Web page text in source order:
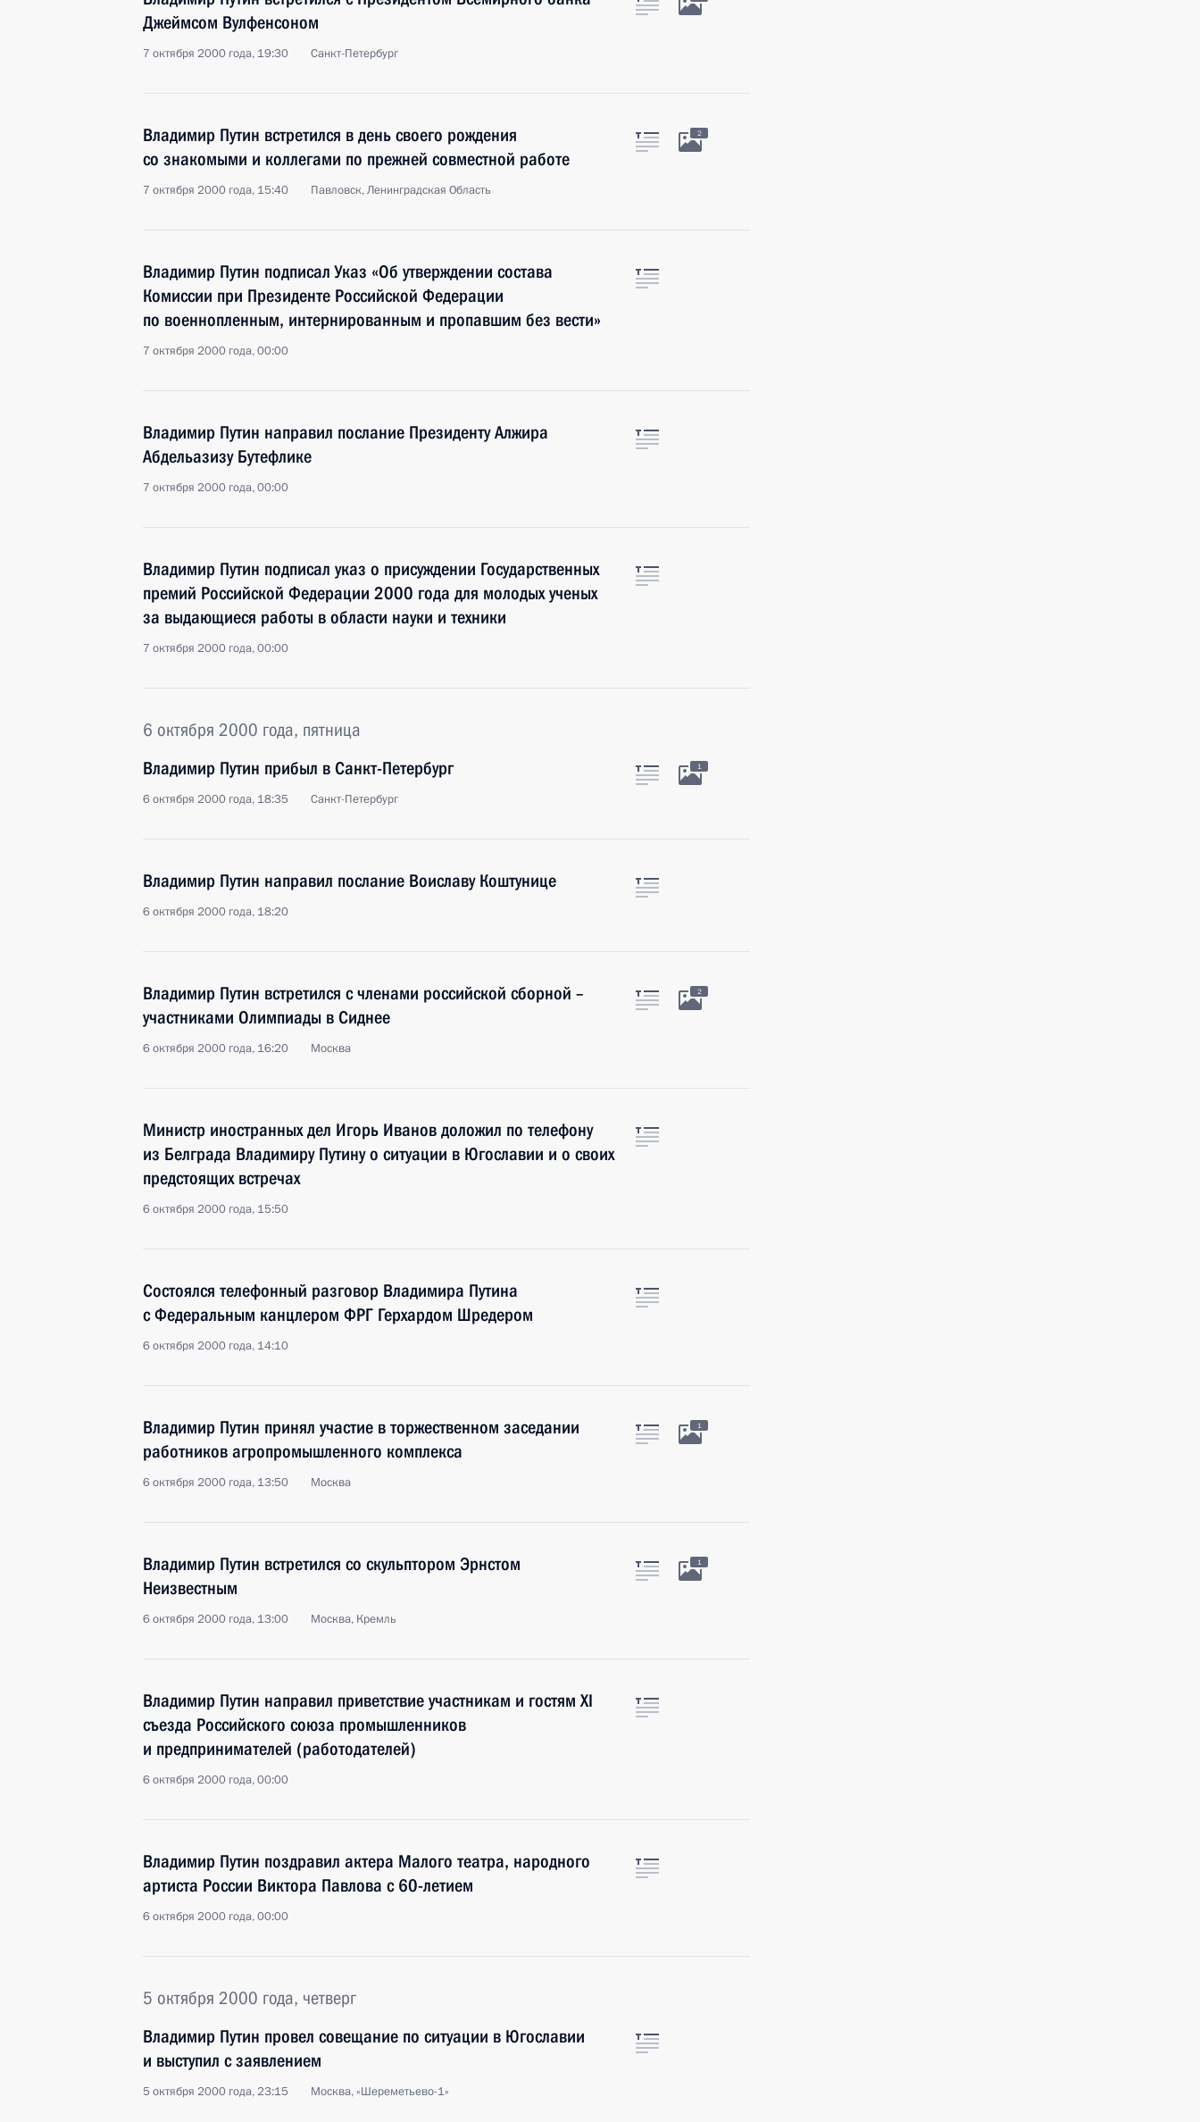
Джеймсом Вулфенсоном
7 октября 2000 года, 19:30 Санкт-Петербург
Владимир Путин встретился в день своего рождения
со знакомыми и коллегами по прежней совместной работе
7 октября 2000 года, 15:40 Павловск, Ленинградская Область
2
Владимир Путин подписал Указ «Об утверждении состава
Комиссии при Президенте Российской Федерации
по военнопленным, интернированным и пропавшим без вести»
7 октября 2000 года, 00:00
Владимир Путин направил послание Президенту Алжира
Абдельазизу Бутефлике
7 октября 2000 года, 00:00
Владимир Путин подписал указ о присуждении Государственных
премий Российской Федерации 2000 года для молодых ученых
за выдающиеся работы в области науки и техники
7 октября 2000 года, 00:00
6 октября 2000 года, пятница
Владимир Путин прибыл в Санкт-Петербург
6 октября 2000 года, 18:35 Санкт-Петербург
1
Владимир Путин направил послание Воиславу Коштунице
6 октября 2000 года, 18:20
Владимир Путин встретился с членами российской сборной –
участниками Олимпиады в Сиднее
6 октября 2000 года, 16:20 Москва
2
Министр иностранных дел Игорь Иванов доложил по телефону
из Белграда Владимиру Путину о ситуации в Югославии и о своих
предстоящих встречах
6 октября 2000 года, 15:50
Состоялся телефонный разговор Владимира Путина
с Федеральным канцлером ФРГ Герхардом Шредером
6 октября 2000 года, 14:10
Владимир Путин принял участие в торжественном заседании
работников агропромышленного комплекса
6 октября 2000 года, 13:50 Москва
1
Владимир Путин встретился со скульптором Эрнстом
Неизвестным
6 октября 2000 года, 13:00 Москва, Кремль
1
Владимир Путин направил приветствие участникам и гостям XI
съезда Российского союза промышленников
и предпринимателей (работодателей)
6 октября 2000 года, 00:00
Владимир Путин поздравил актера Малого театра, народного
артиста России Виктора Павлова с 60-летием
6 октября 2000 года, 00:00
5 октября 2000 года, четверг
Владимир Путин провел совещание по ситуации в Югославии
и выступил с заявлением
5 октября 2000 года, 23:15 Москва, «Шереметьево-1»